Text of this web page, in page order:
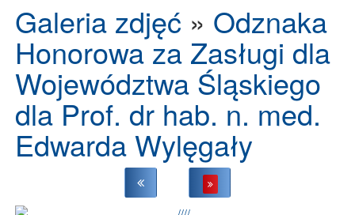
Galeria zdjęć » Odznaka
Honorowa za Zasługi dla
Województwa Śląskiego
dla Prof. dr hab. n. med.
Edwarda Wylęgały